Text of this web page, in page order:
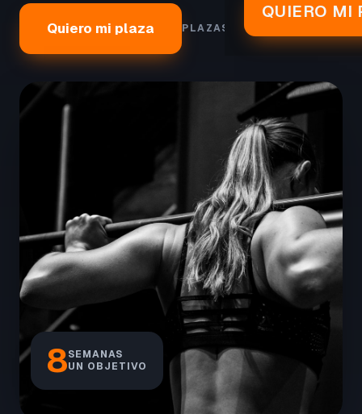
QUIERO MI
Quiero mi plaza PLAZAS LIMITADAS
8SEMANAS
UN OBJETIVO